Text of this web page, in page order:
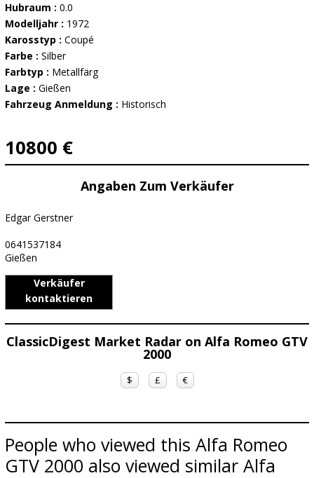
Hubraum : 0.0
Modelljahr : 1972
Karosstyp : Coupé
Farbe : Silber
Farbtyp : Metallfärg
Lage : Gießen
Fahrzeug Anmeldung : Historisch
10800 €
Angaben Zum Verkäufer
Edgar Gerstner
0641537184
Gießen
Verkäufer
kontaktieren
ClassicDigest Market Radar on Alfa Romeo GTV
2000
$ £ €
People who viewed this Alfa Romeo
GTV 2000 also viewed similar Alfa